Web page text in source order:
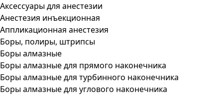
Аксессуары для анестезии
Анестезия инъекционная
Аппликационная анестезия
Боры, полиры, штрипсы
Боры алмазные
Боры алмазные для прямого наконечника
Боры алмазные для турбинного наконечника
Боры алмазные для углового наконечника